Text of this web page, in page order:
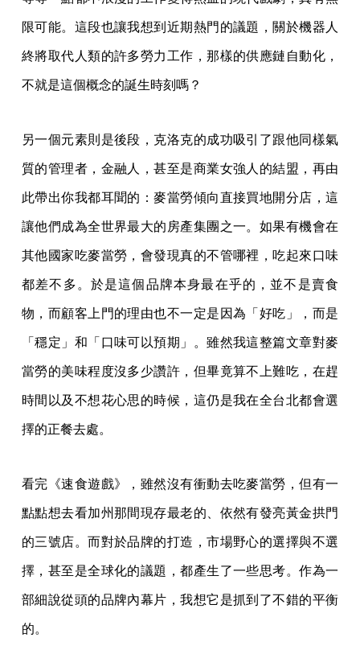
限可能。這段也讓我想到近期熱門的議題，關於機器人
終將取代人類的許多勞力工作，那樣的供應鏈自動化，
不就是這個概念的誕生時刻嗎？
另一個元素則是後段，克洛克的成功吸引了跟他同樣氣
質的管理者，金融人，甚至是商業女強人的結盟，再由
此帶出你我都耳聞的：麥當勞傾向直接買地開分店，這
讓他們成為全世界最大的房產集團之一。如果有機會在
其他國家吃麥當勞，會發現真的不管哪裡，吃起來口味
都差不多。於是這個品牌本身最在乎的，並不是賣食
物，而顧客上門的理由也不一定是因為「好吃」，而是
「穩定」和「口味可以預期」。雖然我這整篇文章對麥
當勞的美味程度沒多少讚許，但畢竟算不上難吃，在趕
時間以及不想花心思的時候，這仍是我在全台北都會選
擇的正餐去處。
看完《速食遊戲》，雖然沒有衝動去吃麥當勞，但有一
點點想去看加州那間現存最老的、依然有發亮黃金拱門
的三號店。而對於品牌的打造，市場野心的選擇與不選
擇，甚至是全球化的議題，都產生了一些思考。作為一
部細說從頭的品牌內幕片，我想它是抓到了不錯的平衡
的。